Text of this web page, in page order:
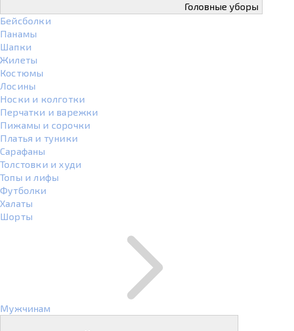
Головные уборы
Бейсболки
Панамы
Шапки
Жилеты
Костюмы
Лосины
Носки и колготки
Перчатки и варежки
Пижамы и сорочки
Платья и туники
Сарафаны
Толстовки и худи
Топы и лифы
Футболки
Халаты
Шорты
Мужчинам